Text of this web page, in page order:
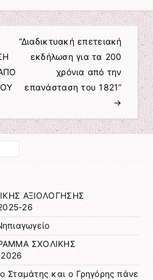
“Διαδικτυακή επετειακή
εκδήλωση για τα 200
χρόνια από την
επανάσταση του 1821”
→
ΑΞΙΟΛΟΓΗΣΗΣ
26
ΣΧΟΛΙΚΗΣ
Σταμάτης και ο Γρηγόρης πάνε